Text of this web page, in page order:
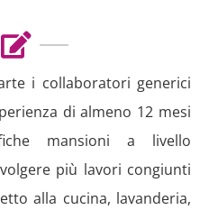
i collaboratori generici
di almeno 12 mesi
mansioni a livello
più lavori congiunti
alla cucina, lavanderia,